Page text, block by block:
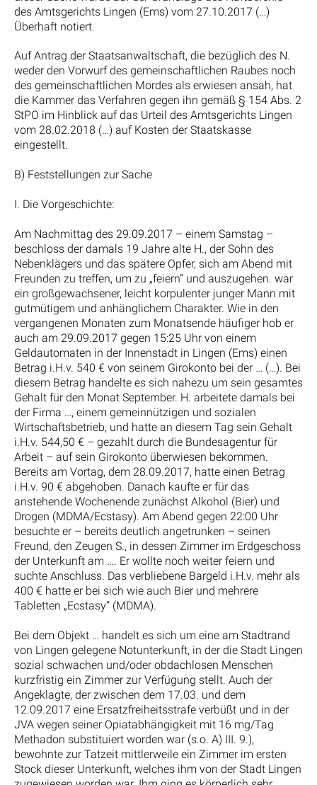
des Amtsgerichts Lingen (Ems) vom 27.10.2017 (…)
Überhaft notiert.
Auf Antrag der Staatsanwaltschaft, die bezüglich des N.
weder den Vorwurf des gemeinschaftlichen Raubes noch
des gemeinschaftlichen Mordes als erwiesen ansah, hat
die Kammer das Verfahren gegen ihn gemäß § 154 Abs. 2
StPO im Hinblick auf das Urteil des Amtsgerichts Lingen
vom 28.02.2018 (…) auf Kosten der Staatskasse
eingestellt.
B) Feststellungen zur Sache
I. Die Vorgeschichte:
Am Nachmittag des 29.09.2017 – einem Samstag –
beschloss der damals 19 Jahre alte H., der Sohn des
Nebenklägers und das spätere Opfer, sich am Abend mit
Freunden zu treffen, um zu „feiern“ und auszugehen. war
ein großgewachsener, leicht korpulenter junger Mann mit
gutmütigem und anhänglichem Charakter. Wie in den
vergangenen Monaten zum Monatsende häufiger hob er
auch am 29.09.2017 gegen 15:25 Uhr von einem
Geldautomaten in der Innenstadt in Lingen (Ems) einen
Betrag i.H.v. 540 € von seinem Girokonto bei der … (…). Bei
diesem Betrag handelte es sich nahezu um sein gesamtes
Gehalt für den Monat September. H. arbeitete damals bei
der Firma …, einem gemeinnützigen und sozialen
Wirtschaftsbetrieb, und hatte an diesem Tag sein Gehalt
i.H.v. 544,50 € – gezahlt durch die Bundesagentur für
Arbeit – auf sein Girokonto überwiesen bekommen.
Bereits am Vortag, dem 28.09.2017, hatte einen Betrag
i.H.v. 90 € abgehoben. Danach kaufte er für das
anstehende Wochenende zunächst Alkohol (Bier) und
Drogen (MDMA/Ecstasy). Am Abend gegen 22:00 Uhr
besuchte er – bereits deutlich angetrunken – seinen
Freund, den Zeugen S., in dessen Zimmer im Erdgeschoss
der Unterkunft am …. Er wollte noch weiter feiern und
suchte Anschluss. Das verbliebene Bargeld i.H.v. mehr als
400 € hatte er bei sich wie auch Bier und mehrere
Tabletten „Ecstasy“ (MDMA).
Bei dem Objekt … handelt es sich um eine am Stadtrand
von Lingen gelegene Notunterkunft, in der die Stadt Lingen
sozial schwachen und/oder obdachlosen Menschen
kurzfristig ein Zimmer zur Verfügung stellt. Auch der
Angeklagte, der zwischen dem 17.03. und dem
12.09.2017 eine Ersatzfreiheitsstrafe verbüßt und in der
JVA wegen seiner Opiatabhängigkeit mit 16 mg/Tag
Methadon substituiert worden war (s.o. A) III. 9.),
bewohnte zur Tatzeit mittlerweile ein Zimmer im ersten
Stock dieser Unterkunft, welches ihm von der Stadt Lingen